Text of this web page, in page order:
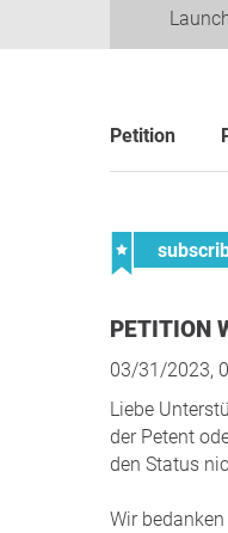
Petition
PETITION
03/31/2023,
Liebe
der Petent
den Status
Wir